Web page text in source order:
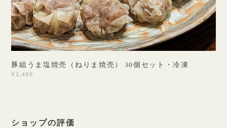
豚組うま塩焼売（ねりま焼売） 30個セット・冷凍
¥2,480
ショップの評価